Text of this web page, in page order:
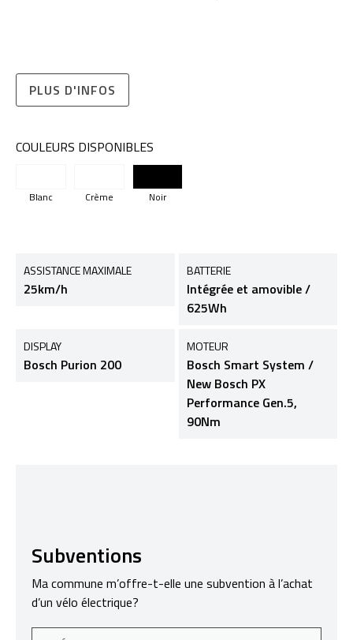
PLUS D'INFOS
COULEURS DISPONIBLES
Blanc Crème Noir
ASSISTANCE MAXIMALE
25km/h
BATTERIE
Intégrée et amovible /
625Wh
DISPLAY
Bosch Purion 200
MOTEUR
Bosch Smart System /
New Bosch PX
Performance Gen.5,
90Nm
Subventions
Ma commune m’offre-t-elle une subvention à l’achat
d’un vélo électrique?